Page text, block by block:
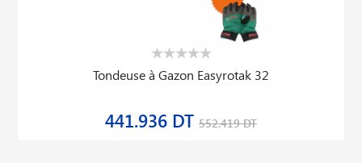
Tondeuse à Gazon Easyrotak 32
441.936 DT 552.419 DT